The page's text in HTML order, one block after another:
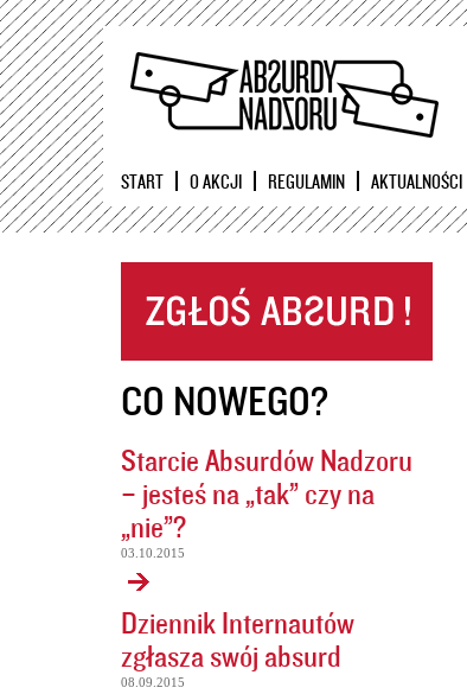
START O AKCJI REGULAMIN AKTUALNOŚCI
CO NOWEGO?
Starcie Absurdów Nadzoru
– jesteś na „tak” czy na
„nie”?
03.10.2015
Dziennik Internautów
zgłasza swój absurd
08.09.2015